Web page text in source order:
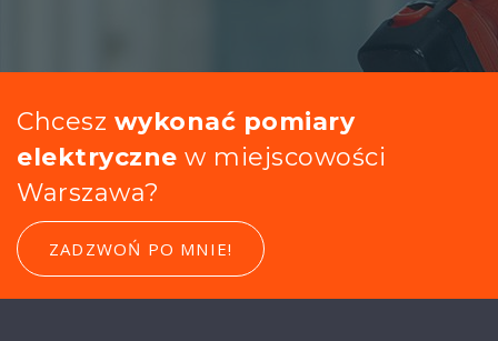
Chcesz wykonać pomiary
elektryczne w miejscowości
Warszawa?
ZADZWOŃ PO MNIE!